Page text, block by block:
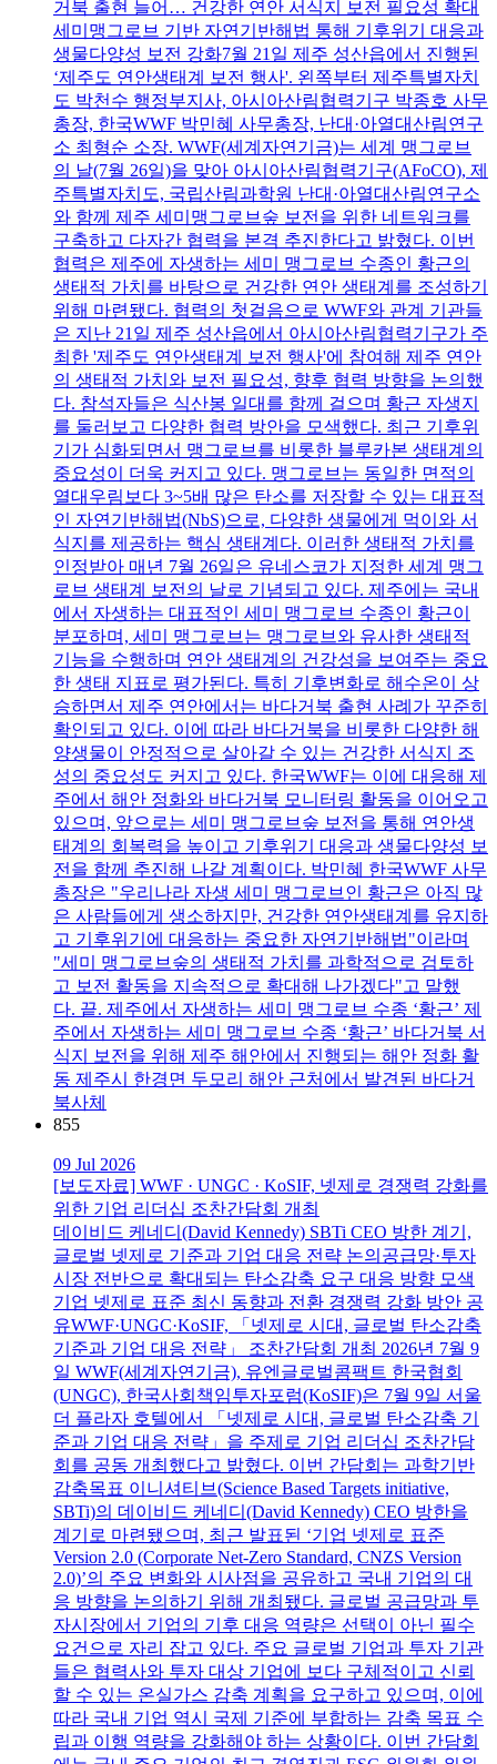
거북 출현 늘어… 건강한 연안 서식지 보전 필요성 확대
세미맹그로브 기반 자연기반해법 통해 기후위기 대응과
생물다양성 보전 강화7월 21일 제주 성산읍에서 진행된
‘제주도 연안생태계 보전 행사'. 왼쪽부터 제주특별자치
도 박천수 행정부지사, 아시아산림협력기구 박종호 사무
총장, 한국WWF 박민혜 사무총장, 난대·아열대산림연구
소 최형순 소장. WWF(세계자연기금)는 세계 맹그로브
의 날(7월 26일)을 맞아 아시아산림협력기구(AFoCO), 제
주특별자치도, 국립산림과학원 난대·아열대산림연구소
와 함께 제주 세미맹그로브숲 보전을 위한 네트워크를
구축하고 다자간 협력을 본격 추진한다고 밝혔다. 이번
협력은 제주에 자생하는 세미 맹그로브 수종인 황근의
생태적 가치를 바탕으로 건강한 연안 생태계를 조성하기
위해 마련됐다. 협력의 첫걸음으로 WWF와 관계 기관들
은 지난 21일 제주 성산읍에서 아시아산림협력기구가 주
최한 '제주도 연안생태계 보전 행사'에 참여해 제주 연안
의 생태적 가치와 보전 필요성, 향후 협력 방향을 논의했
다. 참석자들은 식산봉 일대를 함께 걸으며 황근 자생지
를 둘러보고 다양한 협력 방안을 모색했다. 최근 기후위
기가 심화되면서 맹그로브를 비롯한 블루카본 생태계의
중요성이 더욱 커지고 있다. 맹그로브는 동일한 면적의
열대우림보다 3~5배 많은 탄소를 저장할 수 있는 대표적
인 자연기반해법(NbS)으로, 다양한 생물에게 먹이와 서
식지를 제공하는 핵심 생태계다. 이러한 생태적 가치를
인정받아 매년 7월 26일은 유네스코가 지정한 세계 맹그
로브 생태계 보전의 날로 기념되고 있다. 제주에는 국내
에서 자생하는 대표적인 세미 맹그로브 수종인 황근이
분포하며, 세미 맹그로브는 맹그로브와 유사한 생태적
기능을 수행하며 연안 생태계의 건강성을 보여주는 중요
한 생태 지표로 평가된다. 특히 기후변화로 해수온이 상
승하면서 제주 연안에서는 바다거북 출현 사례가 꾸준히
확인되고 있다. 이에 따라 바다거북을 비롯한 다양한 해
양생물이 안정적으로 살아갈 수 있는 건강한 서식지 조
성의 중요성도 커지고 있다. 한국WWF는 이에 대응해 제
주에서 해안 정화와 바다거북 모니터링 활동을 이어오고
있으며, 앞으로는 세미 맹그로브숲 보전을 통해 연안생
태계의 회복력을 높이고 기후위기 대응과 생물다양성 보
전을 함께 추진해 나갈 계획이다. 박민혜 한국WWF 사무
총장은 "우리나라 자생 세미 맹그로브인 황근은 아직 많
은 사람들에게 생소하지만, 건강한 연안생태계를 유지하
고 기후위기에 대응하는 중요한 자연기반해법"이라며
"세미 맹그로브숲의 생태적 가치를 과학적으로 검토하
고 보전 활동을 지속적으로 확대해 나가겠다"고 말했
다. 끝. 제주에서 자생하는 세미 맹그로브 수종 ‘황근’ 제
주에서 자생하는 세미 맹그로브 수종 ‘황근’ 바다거북 서
식지 보전을 위해 제주 해안에서 진행되는 해안 정화 활
동 제주시 한경면 두모리 해안 근처에서 발견된 바다거
북사체
855
09 Jul 2026
[보도자료] WWF · UNGC · KoSIF, 넷제로 경쟁력 강화를
위한 기업 리더십 조찬간담회 개최
데이비드 케네디(David Kennedy) SBTi CEO 방한 계기,
글로벌 넷제로 기준과 기업 대응 전략 논의공급망·투자
시장 전반으로 확대되는 탄소감축 요구 대응 방향 모색
기업 넷제로 표준 최신 동향과 전환 경쟁력 강화 방안 공
유WWF·UNGC·KoSIF, 「넷제로 시대, 글로벌 탄소감축
기준과 기업 대응 전략」 조찬간담회 개최 2026년 7월 9
일 WWF(세계자연기금), 유엔글로벌콤팩트 한국협회
(UNGC), 한국사회책임투자포럼(KoSIF)은 7월 9일 서울
더 플라자 호텔에서 「넷제로 시대, 글로벌 탄소감축 기
준과 기업 대응 전략」을 주제로 기업 리더십 조찬간담
회를 공동 개최했다고 밝혔다. 이번 간담회는 과학기반
감축목표 이니셔티브(Science Based Targets initiative,
SBTi)의 데이비드 케네디(David Kennedy) CEO 방한을
계기로 마련됐으며, 최근 발표된 ‘기업 넷제로 표준
Version 2.0 (Corporate Net-Zero Standard, CNZS Version
2.0)’의 주요 변화와 시사점을 공유하고 국내 기업의 대
응 방향을 논의하기 위해 개최됐다. 글로벌 공급망과 투
자시장에서 기업의 기후 대응 역량은 선택이 아닌 필수
요건으로 자리 잡고 있다. 주요 글로벌 기업과 투자 기관
들은 협력사와 투자 대상 기업에 보다 구체적이고 신뢰
할 수 있는 온실가스 감축 계획을 요구하고 있으며, 이에
따라 국내 기업 역시 국제 기준에 부합하는 감축 목표 수
립과 이행 역량을 강화해야 하는 상황이다. 이번 간담회